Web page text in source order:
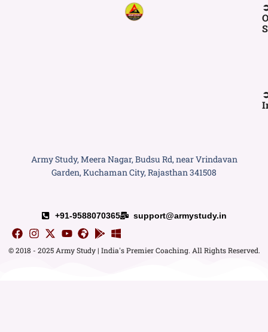
Army Study, Meera Nagar, Budsu Rd, near Vrindavan
Garden, Kuchaman City, Rajasthan 341508
+91-9588070365 support@armystudy.in
© 2018 - 2025 Army Study | India's Premier Coaching. All Rights Reserved.